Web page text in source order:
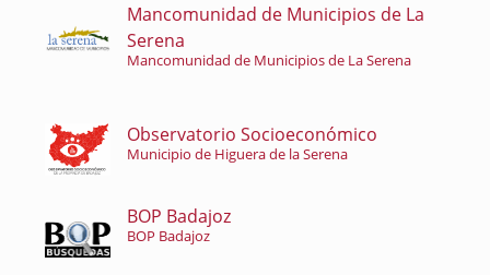
Mancomunidad de Municipios de La
Serena
Mancomunidad de Municipios de La Serena
Observatorio Socioeconómico
Municipio de Higuera de la Serena
BOP Badajoz
BOP Badajoz